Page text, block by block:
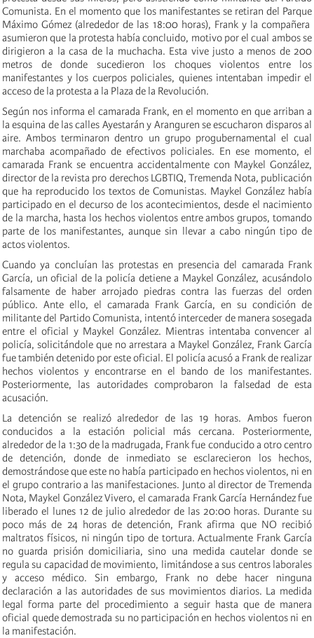
Comunista. En el momento que los manifestantes se retiran del Parque
Máximo Gómez (alrededor de las 18:00 horas), Frank y la compañera
asumieron que la protesta había concluido, motivo por el cual ambos se
dirigieron a la casa de la muchacha. Esta vive justo a menos de 200
metros de donde sucedieron los choques violentos entre los
manifestantes y los cuerpos policiales, quienes intentaban impedir el
acceso de la protesta a la Plaza de la Revolución.
Según nos informa el camarada Frank, en el momento en que arriban a
la esquina de las calles Ayestarán y Aranguren se escucharon disparos al
aire. Ambos terminaron dentro un grupo progubernamental el cual
marchaba acompañado de efectivos policiales. En ese momento, el
camarada Frank se encuentra accidentalmente con Maykel González,
director de la revista pro derechos LGBTIQ, Tremenda Nota, publicación
que ha reproducido los textos de Comunistas. Maykel González había
participado en el decurso de los acontecimientos, desde el nacimiento
de la marcha, hasta los hechos violentos entre ambos grupos, tomando
parte de los manifestantes, aunque sin llevar a cabo ningún tipo de
actos violentos.
Cuando ya concluían las protestas en presencia del camarada Frank
García, un oficial de la policía detiene a Maykel González, acusándolo
falsamente de haber arrojado piedras contra las fuerzas del orden
público. Ante ello, el camarada Frank García, en su condición de
militante del Partido Comunista, intentó interceder de manera sosegada
entre el oficial y Maykel González. Mientras intentaba convencer al
policía, solicitándole que no arrestara a Maykel González, Frank García
fue también detenido por este oficial. El policía acusó a Frank de realizar
hechos violentos y encontrarse en el bando de los manifestantes.
Posteriormente, las autoridades comprobaron la falsedad de esta
acusación.
La detención se realizó alrededor de las 19 horas. Ambos fueron
conducidos a la estación policial más cercana. Posteriormente,
alrededor de la 1:30 de la madrugada, Frank fue conducido a otro centro
de detención, donde de inmediato se esclarecieron los hechos,
demostrándose que este no había participado en hechos violentos, ni en
el grupo contrario a las manifestaciones. Junto al director de Tremenda
Nota, Maykel González Vivero, el camarada Frank García Hernández fue
liberado el lunes 12 de julio alrededor de las 20:00 horas. Durante su
poco más de 24 horas de detención, Frank afirma que NO recibió
maltratos físicos, ni ningún tipo de tortura. Actualmente Frank García
no guarda prisión domiciliaria, sino una medida cautelar donde se
regula su capacidad de movimiento, limitándose a sus centros laborales
y acceso médico. Sin embargo, Frank no debe hacer ninguna
declaración a las autoridades de sus movimientos diarios. La medida
legal forma parte del procedimiento a seguir hasta que de manera
oficial quede demostrada su no participación en hechos violentos ni en
la manifestación.